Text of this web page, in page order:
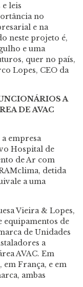
leis
no
e na
neste projeto é,
e uma
quer no país,
Lopes, CEO da
A
DE AVAC
empresa
Hospital de
de Ar com
detida
a uma
Vieira & Lopes,
equipamentos de
de Unidades
a
AVAC. Em
em França, e em
ambas